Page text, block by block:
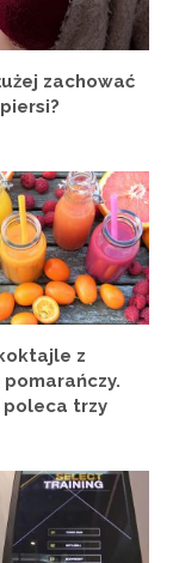
zachować
z
trzy